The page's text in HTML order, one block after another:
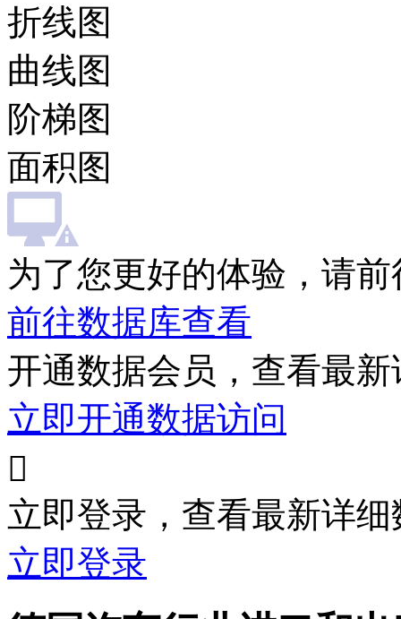
折线图
曲线图
阶梯图
面积图
为了您更好的体验，请
前往数据库查看
开通数据会员，查看最
立即开通数据访问

立即登录，查看最新详细
立即登录